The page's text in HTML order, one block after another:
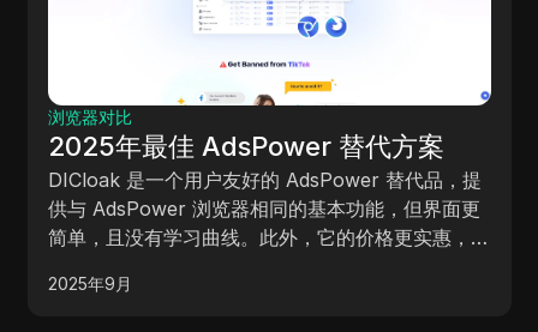
替代方案
替代品，提
本功能，但界面更
它的价格更实惠，是
2025年最佳 Linken
案
DICloak 提供与 Linken Sphere
易于使用且更具性价比。